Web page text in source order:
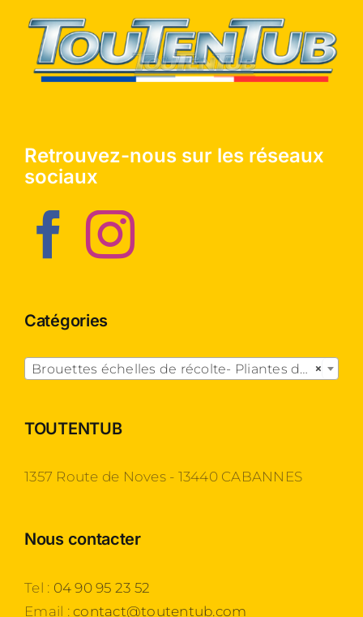
Retrouvez-nous sur les réseaux
sociaux
Catégories
×
Brouettes échelles de récolte- Pliantes dégagées
TOUTENTUB
1357 Route de Noves - 13440 CABANNES
Nous contacter
Tel : 04 90 95 23 52
Email :contact@toutentub.com